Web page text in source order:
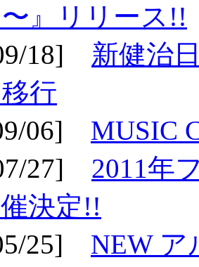
』リリース!!
18] 新健治
行
06] MUSIC
27] 2011年
決定!!
25] NEW